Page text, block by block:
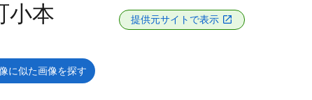
小本 提供元サイトで表示
に似た画像を探す